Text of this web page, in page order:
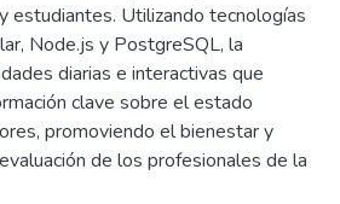
estudiantes. Utilizando tecnologías
Node.js y PostgreSQL, la
diarias e interactivas que
clave sobre el estado
promoviendo el bienestar y
de los profesionales de la